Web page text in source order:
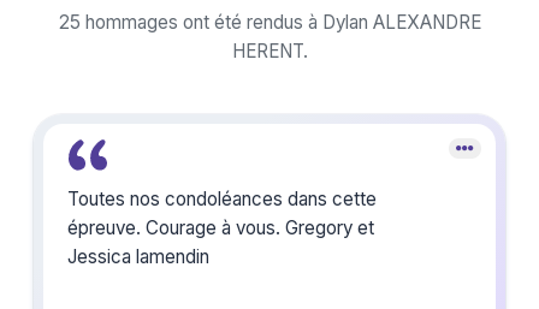
25 hommages ont été rendus à Dylan ALEXANDRE
HERENT.
Toutes nos condoléances dans cette
épreuve. Courage à vous. Gregory et
Jessica lamendin